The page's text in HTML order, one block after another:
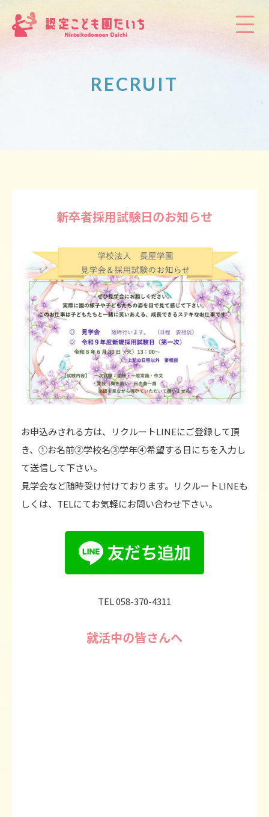
RECRUIT
新卒者採用試験日のお知らせ
お申込みされる方は、リクルートLINEにご登録して頂
き、 ①お名前②学校名③学年④希望する日にちを入力し
て送信して下さい。
見学会など随時受け付けております。リクルートLINEも
しくは、TELにてお気軽にお問い合わせ下さい。
TEL 058-370-4311
就活中の皆さんへ